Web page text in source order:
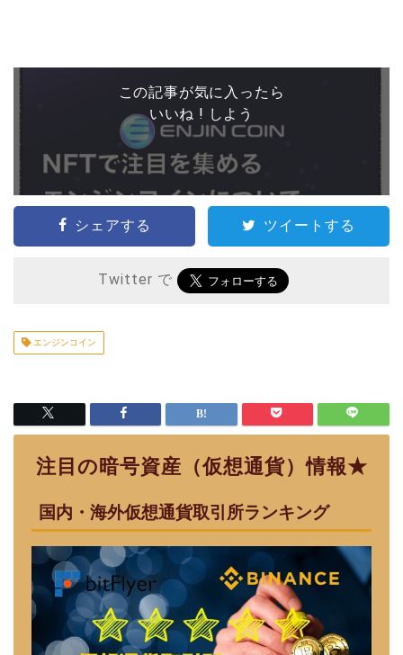
この記事が気に入ったら
いいね ! しよう
シェアする ツイートする
Twitter で
エンジンコイン
注目の暗号資産（仮想通貨）情報★
国内・海外仮想通貨取引所ランキング